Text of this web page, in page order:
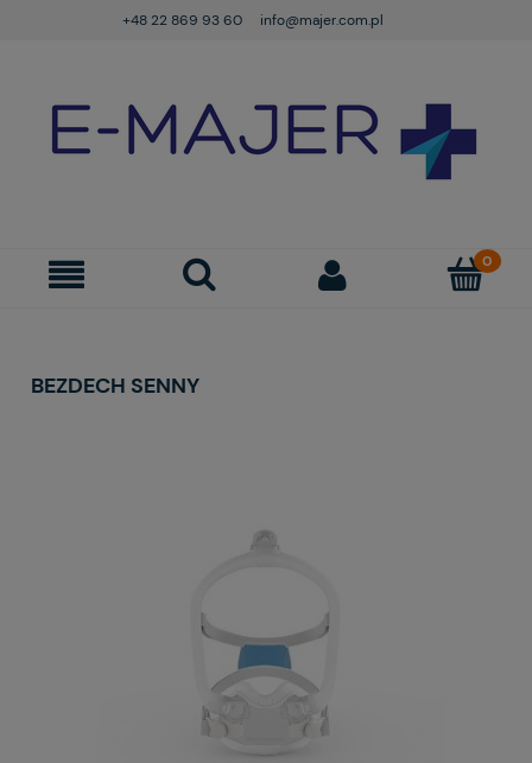
+48 22 869 93 60 info@majer.com.pl
BEZDECH SENNY